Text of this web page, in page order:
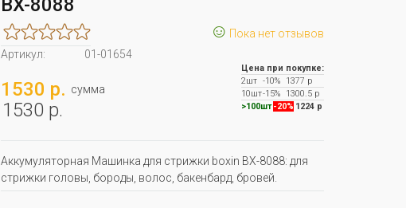
BX-8088
☺ Пока нет отзывов
Артикул:
01-01654
1530 р. сумма
1530 р.
Цена при покупке:
2шт -10% 1377 р
10шт-15% 1300.5 р
>100шт -20% 1224 р
Аккумуляторная Машинка для стрижки boxin BX-8088: для
стрижки головы, бороды, волос, бакенбард, бровей.